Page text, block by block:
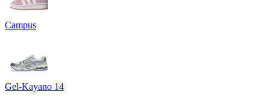
Campus
Gel-Kayano 14